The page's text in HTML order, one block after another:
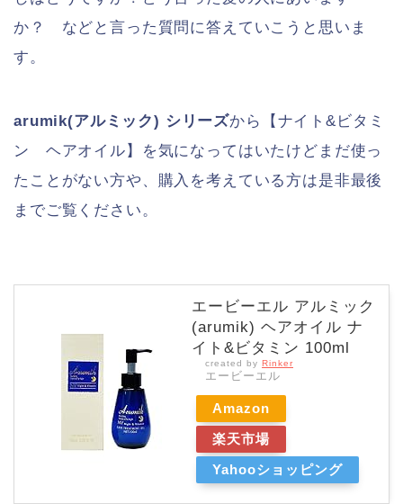
か？ などと言った質問に答えていこうと思いま
す。
arumik(アルミック) シリーズから【ナイト&ビタミ
ン ヘアオイル】を気になってはいたけどまだ使っ
たことがない方や、購入を考えている方は是非最後
までご覧ください。
エービーエル アルミック
(arumik) ヘアオイル ナ
イト&ビタミン 100ml
created by Rinker
エービーエル
Amazon
楽天市場
Yahooショッピング